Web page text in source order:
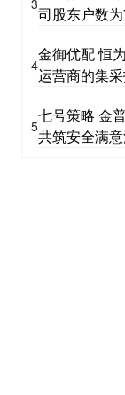
3司股东户数
4
金御优配 恒
运营商的集
5
七号策略 金
共筑安全满